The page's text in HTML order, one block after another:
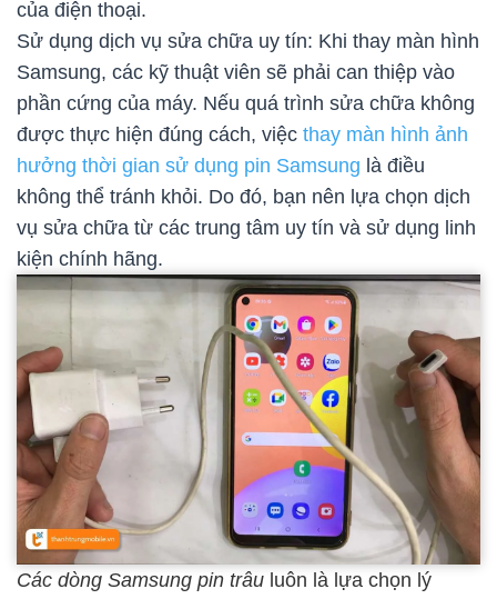
của điện thoại.
Sử dụng dịch vụ sửa chữa uy tín: Khi thay màn hình
Samsung, các kỹ thuật viên sẽ phải can thiệp vào
phần cứng của máy. Nếu quá trình sửa chữa không
được thực hiện đúng cách, việc thay màn hình ảnh
hưởng thời gian sử dụng pin Samsung là điều
không thể tránh khỏi. Do đó, bạn nên lựa chọn dịch
vụ sửa chữa từ các trung tâm uy tín và sử dụng linh
kiện chính hãng.
Các dòng Samsung pin trâu luôn là lựa chọn lý